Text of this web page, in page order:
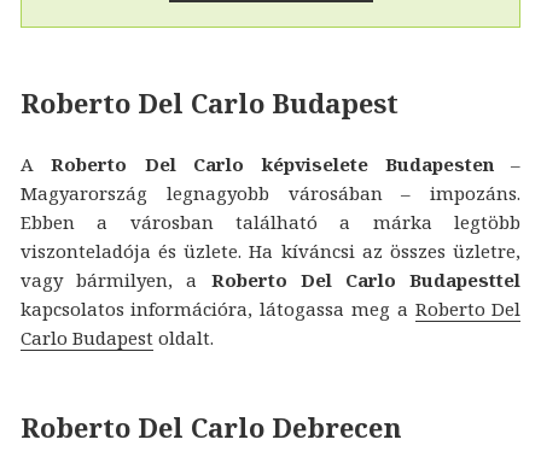
Roberto Del Carlo Budapest
ARoberto Del Carlo képviselete Budapesten –
Magyarország legnagyobb városában – impozáns.
Ebben a városban található a márka legtöbb
viszonteladója és üzlete. Ha kíváncsi az összes üzletre,
vagy bármilyen, a Roberto Del Carlo Budapesttel
kapcsolatos információra, látogassa meg a Roberto Del
Carlo Budapest oldalt.
Roberto Del Carlo Debrecen